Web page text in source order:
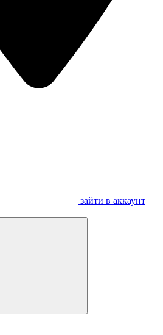
зайти в аккаунт